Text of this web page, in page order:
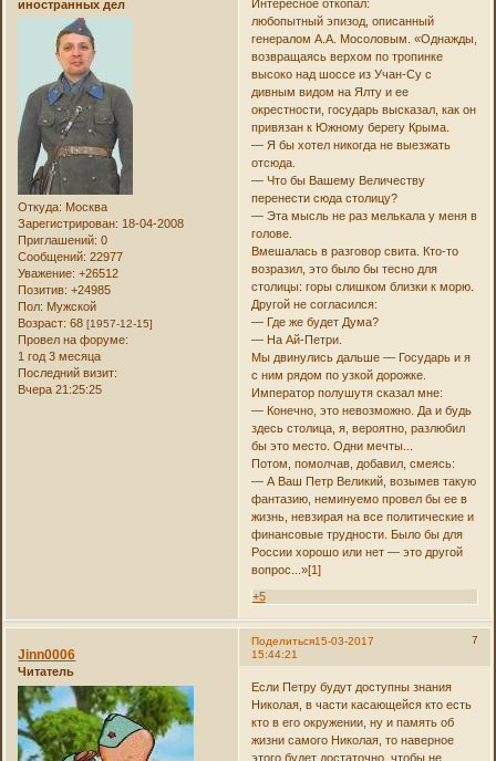
иностранных дел
Откуда: Москва
Зарегистрирован: 18-04-2008
Приглашений: 0
Сообщений: 22977
Уважение: +26512
Позитив: +24985
Пол: Мужской
Возраст: 68[1957-12-15]
Провел на форуме:
1 год 3 месяца
Последний визит:
Вчера 21:25:25
Интересное откопал:
любопытный эпизод, описанный
генералом А.А. Мосоловым. «Однажды,
возвращаясь верхом по тропинке
высоко над шоссе из Учан-Су с
дивным видом на Ялту и ее
окрестности, государь высказал, как он
привязан к Южному берегу Крыма.
— Я бы хотел никогда не выезжать
отсюда.
— Что бы Вашему Величеству
перенести сюда столицу?
— Эта мысль не раз мелькала у меня в
голове.
Вмешалась в разговор свита. Кто-то
возразил, это было бы тесно для
столицы: горы слишком близки к морю.
Другой не согласился:
— Где же будет Дума?
— На Ай-Петри.
Мы двинулись дальше — Государь и я
с ним рядом по узкой дорожке.
Император полушутя сказал мне:
— Конечно, это невозможно. Да и будь
здесь столица, я, вероятно, разлюбил
бы это место. Одни мечты...
Потом, помолчав, добавил, смеясь:
— А Ваш Петр Великий, возымев такую
фантазию, неминуемо провел бы ее в
жизнь, невзирая на все политические и
финансовые трудности. Было бы для
России хорошо или нет — это другой
вопрос...»[1]
+5
Поделиться 7
15-03-2017
15:44:21
Jinn0006
Читатель
Если Петру будут доступны знания
Николая, в части касающейся кто есть
кто в его окружении, ну и память об
жизни самого Николая, то наверное
этого будет достаточно, чтобы не